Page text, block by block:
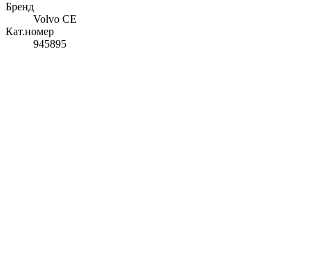
Бренд
Volvo CE
Кат.номер
945895